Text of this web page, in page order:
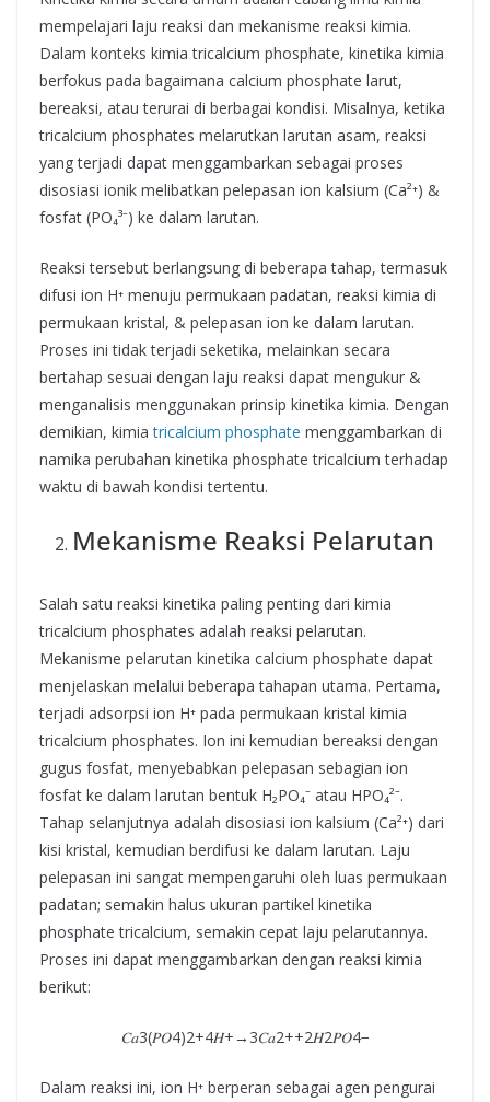
mempelajari laju reaksi dan mekanisme reaksi kimia.
Dalam konteks kimia tricalcium phosphate, kinetika kimia
berfokus pada bagaimana calcium phosphate larut,
bereaksi, atau terurai di berbagai kondisi. Misalnya, ketika
tricalcium phosphates melarutkan larutan asam, reaksi
yang terjadi dapat menggambarkan sebagai proses
disosiasi ionik melibatkan pelepasan ion kalsium (Ca²⁺) &
fosfat (PO₄³⁻) ke dalam larutan.
Reaksi tersebut berlangsung di beberapa tahap, termasuk
difusi ion H⁺ menuju permukaan padatan, reaksi kimia di
permukaan kristal, & pelepasan ion ke dalam larutan.
Proses ini tidak terjadi seketika, melainkan secara
bertahap sesuai dengan laju reaksi dapat mengukur &
menganalisis menggunakan prinsip kinetika kimia. Dengan
demikian, kimiatricalcium phosphate menggambarkan di
namika perubahan kinetika phosphate tricalcium terhadap
waktu di bawah kondisi tertentu.
Mekanisme Reaksi Pelarutan
Salah satu reaksi kinetika paling penting dari kimia
tricalcium phosphates adalah reaksi pelarutan.
Mekanisme pelarutan kinetika calcium phosphate dapat
menjelaskan melalui beberapa tahapan utama. Pertama,
terjadi adsorpsi ion H⁺ pada permukaan kristal kimia
tricalcium phosphates. Ion ini kemudian bereaksi dengan
gugus fosfat, menyebabkan pelepasan sebagian ion
fosfat ke dalam larutan bentuk H₂PO₄⁻ atau HPO₄²⁻.
Tahap selanjutnya adalah disosiasi ion kalsium (Ca²⁺) dari
kisi kristal, kemudian berdifusi ke dalam larutan. Laju
pelepasan ini sangat mempengaruhi oleh luas permukaan
padatan; semakin halus ukuran partikel kinetika
phosphate tricalcium, semakin cepat laju pelarutannya.
Proses ini dapat menggambarkan dengan reaksi kimia
berikut:
𝐶𝑎3(𝑃𝑂4)2+4𝐻+→3𝐶𝑎2++2𝐻2𝑃𝑂4−
Dalam reaksi ini, ion H⁺ berperan sebagai agen pengurai